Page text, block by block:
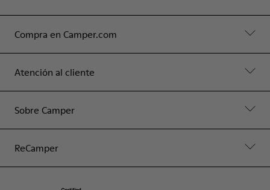
Compra en Camper.com
Atención al cliente
Sobre Camper
ReCamper